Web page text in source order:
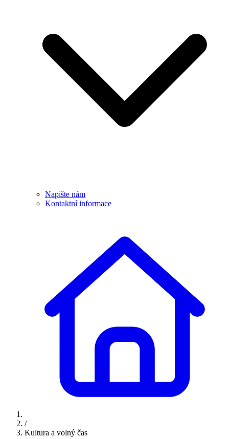
Napište nám
Kontaktní informace
/
Kultura a volný čas